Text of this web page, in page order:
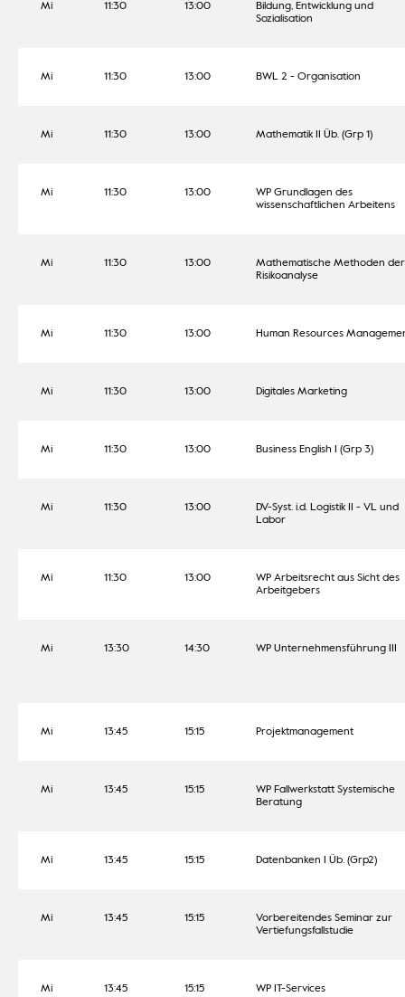
Mi 11:30 13:00
Bildung, Entwicklung und
Sozialisation
Mi 11:30 13:00 BWL 2 - Organisation
Mi 11:30 13:00 Mathematik II Üb. (Grp 1)
Mi 11:30 13:00
WP Grundlagen des
wissenschaftlichen Arbeitens
Mi 11:30 13:00
Mathematische Methoden der
Risikoanalyse
Mi 11:30 13:00 Human Resources
Mi 11:30 13:00 Digitales Marketing
Mi 11:30 13:00 Business English I (Grp 3)
Mi 11:30 13:00
DV-Syst. i.d. Logistik II - VL und
Labor
Mi 11:30 13:00
WP Arbeitsrecht aus Sicht des
Arbeitgebers
Mi 13:30 14:30 WP Unternehmensführung III
Mi 13:45 15:15 Projektmanagement
Mi 13:45 15:15
WP Fallwerkstatt Systemische
Beratung
Mi 13:45 15:15 Datenbanken I Üb. (Grp2)
Mi 13:45 15:15
Vorbereitendes Seminar zur
Vertiefungsfallstudie
Mi 13:45 15:15 WP IT-Services